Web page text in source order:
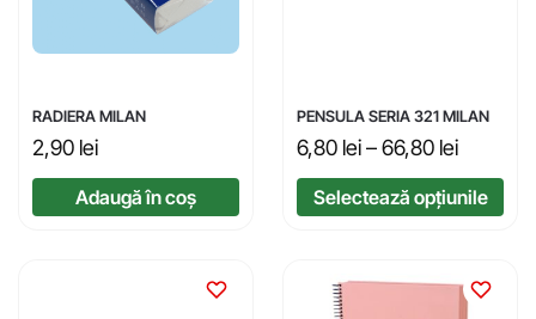
RADIERA MILAN
2,90 lei
Adaugă în coș
PENSULA SERIA 321 MILAN
6,80 lei–66,80 lei
Selectează opțiunile